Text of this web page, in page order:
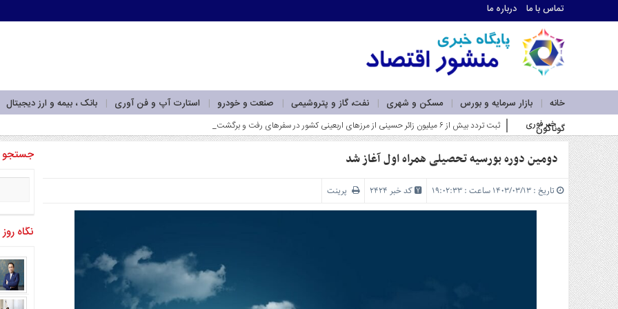
تماس با ما درباره ما
خانه بازار سرمایه و بورس مسکن و شهری نفت، گاز و پتروشیمی صنعت و خودرو استارت آپ و فن آوری
بانک ، بیمه و ارز دیجیتال
گوناگون
ما
درباره
سرویس
ها
خانه
بازار
سرمایه
و
بورس
مسکن
و
شهری
نفت،
خبر فوری ضرورت بازآفرینی در نقشه راه لجستیک و کریدورهای کشور با توجه _
دومین دوره بورسیه تحصیلی همراه اول آغاز شد
تاریخ : ۱۴۰۳/۰۳/۱۳ ساعت : ۱۹:۰۲:۳۳ کد خبر 2424 پرینت
جستجو
نگاه روز